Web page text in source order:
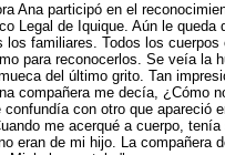
Ana participó en el
Legal de Iquique. Aún le queda
los familiares. Todos los cuerpos
para reconocerlos. Se veía la
del último grito. Tan
compañera me decía, ¿Cómo
confundía con otro que apareció
me acerqué a cuerpo,
eran de mi hijo. La compañera